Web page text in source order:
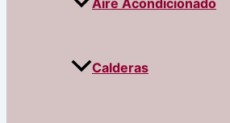
Aire Acondicionado
Calderas